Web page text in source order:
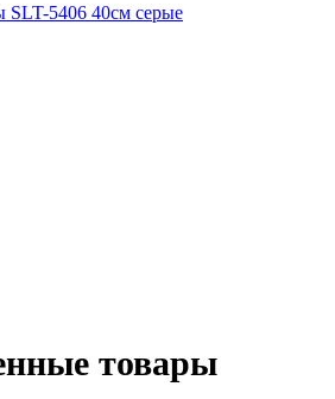
товары